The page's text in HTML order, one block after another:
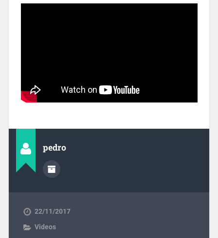
pedro
22/11/2017
Videos